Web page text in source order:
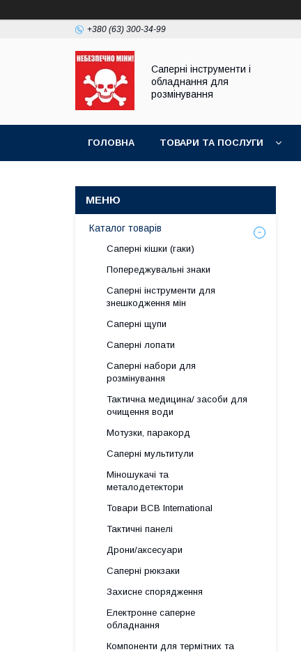
+380 (63) 300-34-99
Саперні інструменти і
обладнання для
розмінування
ГОЛОВНА ТОВАРИ ТА ПОСЛУГИ
Каталог товарів
Саперні кішки (гаки)
Попереджувальні знаки
Саперні інструменти для
знешкодження мін
Саперні щупи
Саперні лопати
Саперні набори для
розмінування
Тактична медицина/ засоби для
очищення води
Мотузки, паракорд
Саперні мультитули
Міношукачі та
металодетектори
Товари BCB International
Тактичні панелі
Дрони/аксесуари
Саперні рюкзаки
Захисне спорядження
Електронне саперне
обладнання
Компоненти для термітних та